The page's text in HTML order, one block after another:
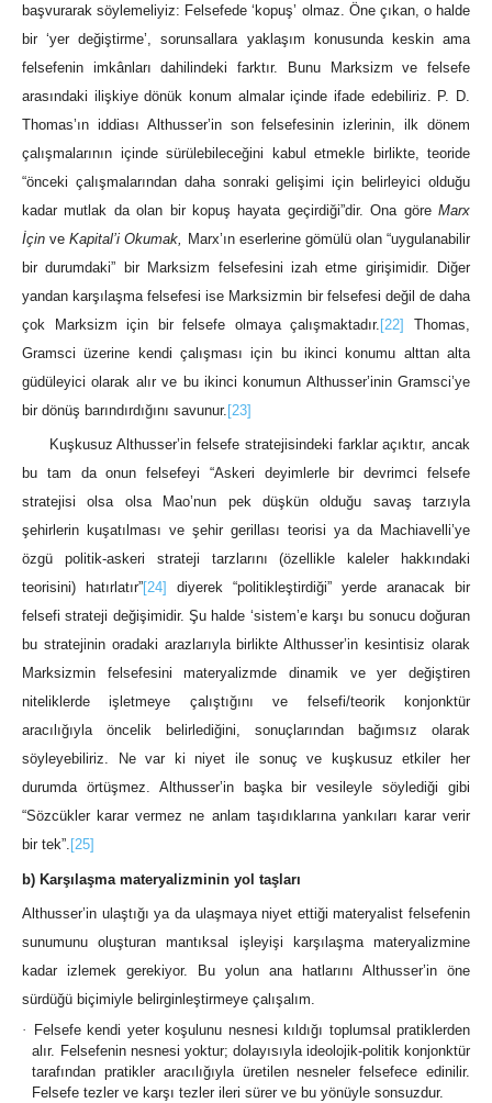
başvurarak söylemeliyiz: Felsefede ‘kopuş’ olmaz. Öne çıkan, o halde
bir ‘yer değiştirme’, sorunsallara yaklaşım konusunda keskin ama
felsefenin imkânları dahilindeki farktır. Bunu Marksizm ve felsefe
arasındaki ilişkiye dönük konum almalar içinde ifade edebiliriz. P. D.
Thomas’ın iddiası Althusser’in son felsefesinin izlerinin, ilk dönem
çalışmalarının içinde sürülebileceğini kabul etmekle birlikte, teoride
“önceki çalışmalarından daha sonraki gelişimi için belirleyici olduğu
kadar mutlak da olan bir kopuş hayata geçirdiği”dir. Ona göre Marx
İçin veKapital’i Okumak,
Marx’ın eserlerine gömülü olan “uygulanabilir
bir durumdaki” bir Marksizm felsefesini izah etme girişimidir. Diğer
yandan karşılaşma felsefesi ise Marksizmin bir felsefesi değil de daha
çok Marksizm için bir felsefe olmaya çalışmaktadır. [22]
Thomas,
Gramsci üzerine kendi çalışması için bu ikinci konumu alttan alta
güdüleyici olarak alır ve bu ikinci konumun Althusser’inin Gramsci’ye
bir dönüş barındırdığını savunur. [23]
Kuşkusuz Althusser’in felsefe stratejisindeki farklar açıktır, ancak
bu tam da onun felsefeyi “Askeri deyimlerle bir devrimci felsefe
stratejisi olsa olsa Mao’nun pek düşkün olduğu savaş tarzıyla
şehirlerin kuşatılması ve şehir gerillası teorisi ya da Machiavelli’ye
özgü politik-askeri strateji tarzlarını (özellikle kaleler hakkındaki
teorisini) hatırlatır”[24]
diyerek “politikleştirdiği” yerde aranacak bir
felsefi strateji değişimidir. Şu halde ‘sistem’e karşı bu sonucu doğuran
bu stratejinin oradaki arazlarıyla birlikte Althusser’in kesintisiz olarak
Marksizmin felsefesini materyalizmde dinamik ve yer değiştiren
niteliklerde işletmeye çalıştığını ve felsefi/teorik konjonktür
aracılığıyla öncelik belirlediğini, sonuçlarından bağımsız olarak
söyleyebiliriz. Ne var ki niyet ile sonuç ve kuşkusuz etkiler her
durumda örtüşmez. Althusser’in başka bir vesileyle söylediği gibi
“Sözcükler karar vermez ne anlam taşıdıklarına yankıları karar verir
bir tek”. [25]
b) Karşılaşma materyalizminin yol taşları
Althusser’in ulaştığı ya da ulaşmaya niyet ettiği materyalist felsefenin
sunumunu oluşturan mantıksal işleyişi karşılaşma materyalizmine
kadar izlemek gerekiyor. Bu yolun ana hatlarını Althusser’in öne
sürdüğü biçimiyle belirginleştirmeye çalışalım.
·
Felsefe kendi yeter koşulunu nesnesi kıldığı toplumsal pratiklerden
alır. Felsefenin nesnesi yoktur; dolayısıyla ideolojik-politik konjonktür
tarafından pratikler aracılığıyla üretilen nesneler felsefece edinilir.
Felsefe tezler ve karşı tezler ileri sürer ve bu yönüyle sonsuzdur.